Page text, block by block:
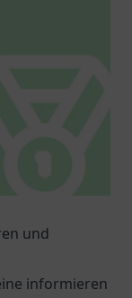
und
informieren